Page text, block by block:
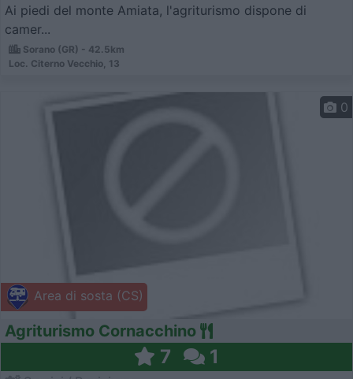
Ai piedi del monte Amiata, l'agriturismo dispone di
camer...
Sorano (GR) - 42.5km
Loc. Citerno Vecchio, 13
Area di sosta (CS)
0
Agriturismo Cornacchino
7 1